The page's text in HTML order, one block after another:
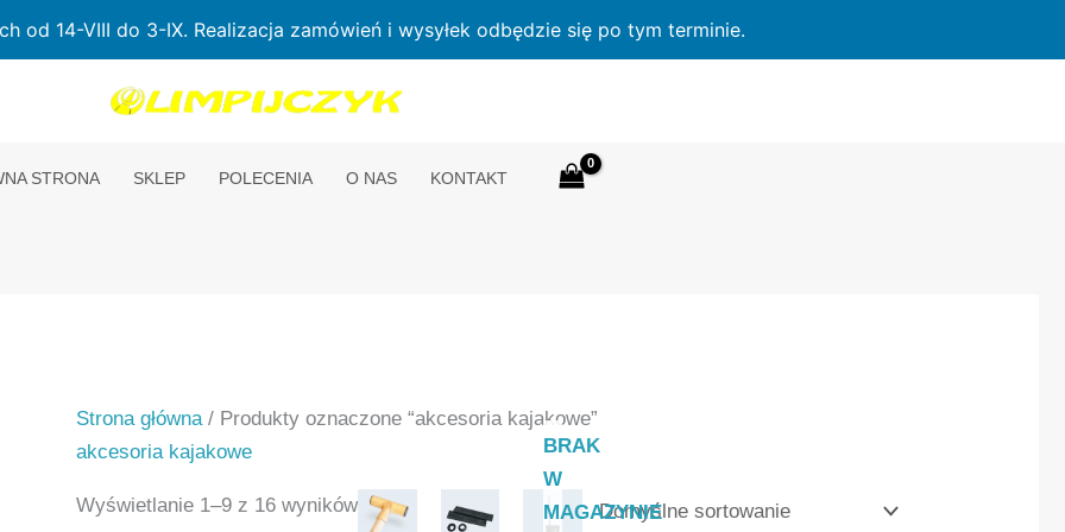
od 14-VIII do 3-IX. Realizacja zamówień i wysyłek odbędzie się po tym terminie.
STRONA SKLEP POLECENIA O NAS KONTAKT
Strona główna/ Produkty oznaczone “akcesoria kajakowe”
akcesoria kajakowe
Wyświetlanie 1–9 z 16 wyników
BRAK
W
MAGAZYNIE